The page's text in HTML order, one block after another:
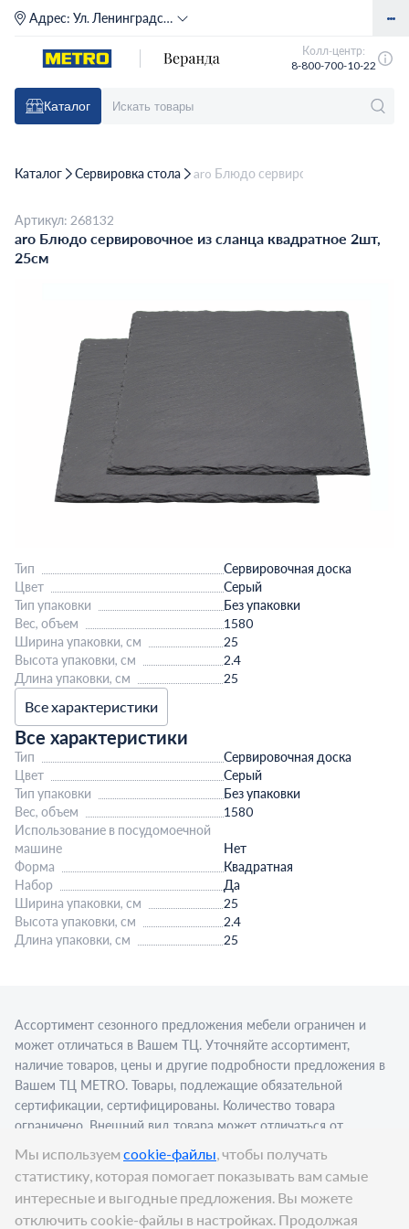
Адрес: Ул. Ленинградское шоссе, д. 71Г (м. Речной вокзал)
Колл-центр:
8-800-700-10-22
Каталог
Каталог Сервировка стола aro Блюдо сервировочное из
Артикул: 268132
aro Блюдо сервировочное из сланца квадратное 2шт,
25см
Тип
Сервировочная доска
Цвет
Серый
Тип упаковки
Без упаковки
Вес, объем
1580
Ширина упаковки, см
25
Высота упаковки, см
2.4
Длина упаковки, см
25
Все характеристики
Все характеристики
Тип
Сервировочная доска
Цвет
Серый
Тип упаковки
Без упаковки
Вес, объем
1580
Использование в посудомоечной
машине
Нет
Форма
Квадратная
Набор
Да
Ширина упаковки, см
25
Высота упаковки, см
2.4
Длина упаковки, см
25
Ассортимент сезонного предложения мебели ограничен и
может отличаться в Вашем ТЦ. Уточняйте ассортимент,
наличие товаров, цены и другие подробности предложения в
Вашем ТЦ МЕТRО. Товары, подлежащие обязательной
сертификации, сертифицированы. Количество товара
ограничено. Внешний вид товара может отличаться от
изображения в рекламном материале. Для приобретения
алкогольной продукции для последующей реализации
требуется алкогольная лицензия. Представлен пример
сервировки в стационарном торговом объекте.
Мы используем cookie-файлы, чтобы получать
статистику, которая помогает показывать вам самые
интересные и выгодные предложения. Вы можете
отключить cookie-файлы в настройках. Продолжая